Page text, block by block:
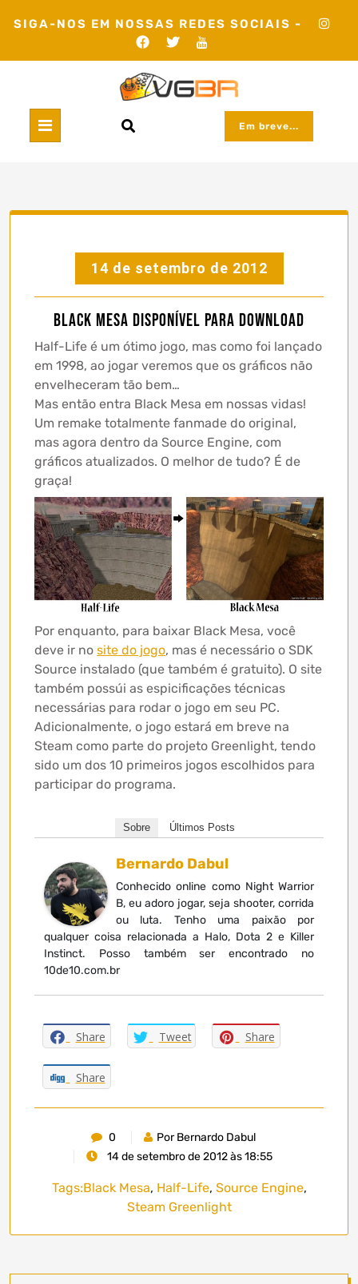
SIGA-NOS EM NOSSAS REDES SOCIAIS -
Em breve...
14 de setembro de 2012
Black Mesa Disponível para Download
Half-Life é um ótimo jogo, mas como foi lançado
em 1998, ao jogar veremos que os gráficos não
envelheceram tão bem…
Mas então entra Black Mesa em nossas vidas!
Um remake totalmente fanmade do original,
mas agora dentro da Source Engine, com
gráficos atualizados. O melhor de tudo? É de
graça!
Por enquanto, para baixar Black Mesa, você
deve ir no site do jogo, mas é necessário o SDK
Source instalado (que também é gratuito). O site
também possúi as espicificações técnicas
necessárias para rodar o jogo em seu PC.
Adicionalmente, o jogo estará em breve na
Steam como parte do projeto Greenlight, tendo
sido um dos 10 primeiros jogos escolhidos para
participar do programa.
Sobre Últimos Posts
Bernardo Dabul
Conhecido online como Night Warrior
B, eu adoro jogar, seja shooter, corrida
ou luta. Tenho uma paixão por
qualquer coisa relacionada a Halo, Dota 2 e Killer
Instinct. Posso também ser encontrado no
10de10.com.br
Share Tweet Share
Share
0
Por Bernardo Dabul
14 de setembro de 2012 às 18:55
Tags:Black Mesa, Half-Life, Source Engine,
Steam Greenlight